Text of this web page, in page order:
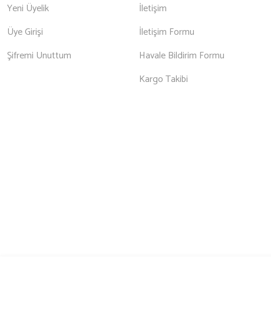
Yeni Üyelik
Üye Girişi
Şifremi Unuttum
İletişim
İletişim Formu
Havale Bildirim Formu
Kargo Takibi